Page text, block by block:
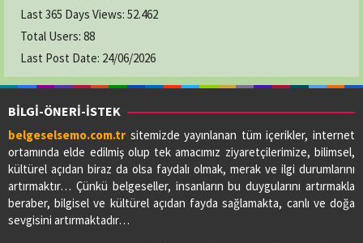
Last 365 Days Views: 52.462
Total Users: 88
Last Post Date: 24/06/2026
BİLGİ-ÖNERİ-İSTEK
belgeselsemo.com.tr sitemizde yayınlanan tüm içerikler, internet
ortamında elde edilmiş olup tek amacımız ziyaretçilerimize, bilimsel,
kültürel açıdan biraz da olsa faydalı olmak, merak ve ilgi durumlarını
artırmaktır… Çünkü belgeseller, insanların bu duygularını artırmakla
beraber, bilgisel ve kültürel açıdan fayda sağlamakta, canlı ve doğa
sevgisini artırmaktadır…